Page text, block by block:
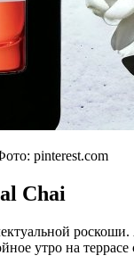
pinterest.com
Chai
роскоши.
утро на